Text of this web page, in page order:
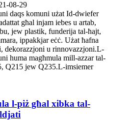
08-29
daqs komuni użat Id-dwiefer
għal injam iebes u artab,
jew plastik, funderija tal-ħajt,
ippakkjar eċċ. Użat ħafna
dekorazzjoni u rinnovazzjoni.L-
huma magħmula mill-azzar tal-
Q215 jew Q235.L-imsiemer
l-piż għal xibka tal-